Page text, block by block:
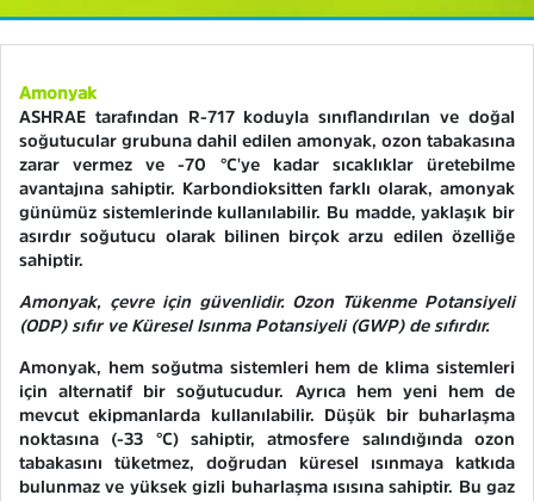
Amonyak
ASHRAE tarafından R-717 koduyla sınıflandırılan ve doğal
soğutucular grubuna dahil edilen amonyak, ozon tabakasına
zarar vermez ve -70 °C'ye kadar sıcaklıklar üretebilme
avantajına sahiptir. Karbondioksitten farklı olarak, amonyak
günümüz sistemlerinde kullanılabilir. Bu madde, yaklaşık bir
asırdır soğutucu olarak bilinen birçok arzu edilen özelliğe
sahiptir.
Amonyak, çevre için güvenlidir. Ozon Tükenme Potansiyeli
(ODP) sıfır ve Küresel Isınma Potansiyeli (GWP) de sıfırdır.
Amonyak, hem soğutma sistemleri hem de klima sistemleri
için alternatif bir soğutucudur. Ayrıca hem yeni hem de
mevcut ekipmanlarda kullanılabilir. Düşük bir buharlaşma
noktasına (-33 °C) sahiptir, atmosfere salındığında ozon
tabakasını tüketmez, doğrudan küresel ısınmaya katkıda
bulunmaz ve yüksek gizli buharlaşma ısısına sahiptir. Bu gaz